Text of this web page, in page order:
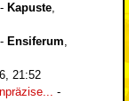
- Kapuste,
- Ensiferum,
21:52
-